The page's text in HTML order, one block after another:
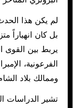
لم يكن هذا
بل كان انهياراً
يربط بين
الفرعونية،
وممالك بلاد
تشير الدراسات